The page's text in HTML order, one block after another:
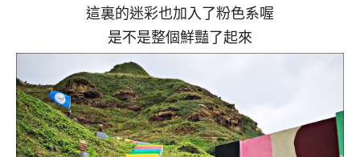
這裏的迷彩也加入了粉色系喔
是不是整個鮮豔了起來